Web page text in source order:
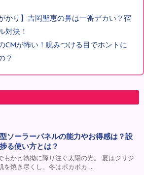
かり】吉岡聖恵の鼻は一番デカい？宿
対決！
CMが怖い！睨みつける目でホントに
？
ソーラーパネルの能力やお得感は？設
る使い方とは？
もかと執拗に降り注ぐ太陽の光。 夏はジリジ
を焼き尽くし、冬はポカポカ ...